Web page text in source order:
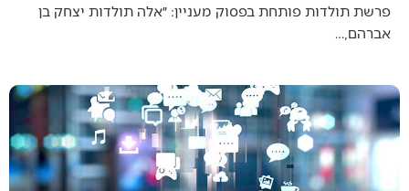
פרשת תולדות פותחת בפסוק מעניין: ״אלה תולדות יצחק בן
אברהם,…